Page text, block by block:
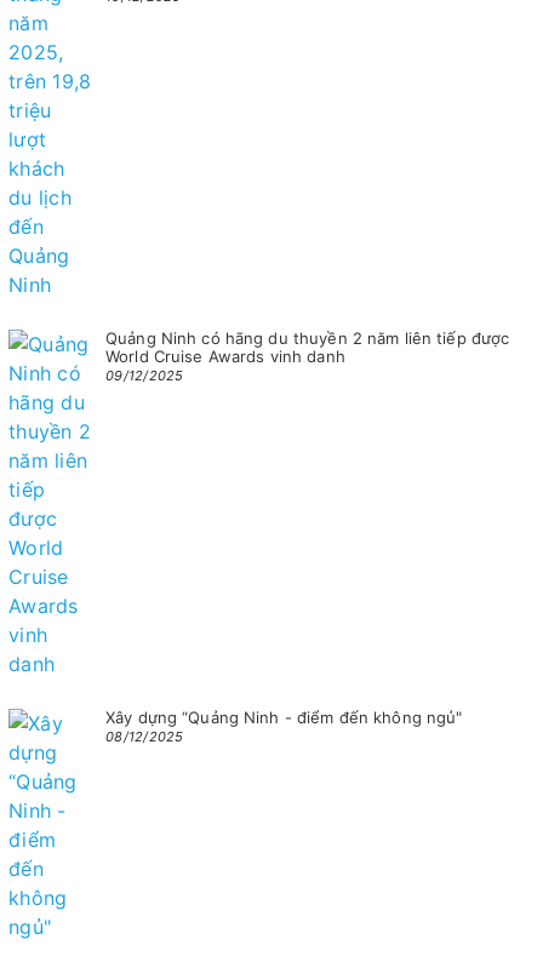
Quảng Ninh có hãng du thuyền 2 năm liên tiếp được
World Cruise Awards vinh danh
09/12/2025
Xây dựng “Quảng Ninh - điểm đến không ngủ"
08/12/2025